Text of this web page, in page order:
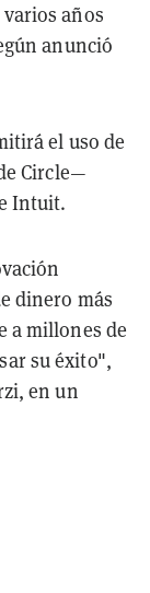
años
anunció
el uso de
Circle—
Intuit.
dinero más
a millones de
su éxito",
en un